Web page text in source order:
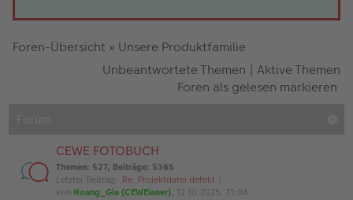
Foren-Übersicht » Unsere Produktfamilie
Unbeantwortete Themen | Aktive Themen
Foren als gelesen markieren
CEWE FOTOBUCH
Themen: 527, Beiträge: 5365
Letzter Beitrag: Re: Projektdatei defekt
von Hoang_Gia (CEWEianer), 12.10.2025, 11:04